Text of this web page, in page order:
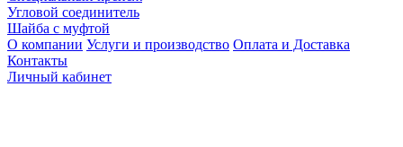
Угловой соединитель
Шайба с муфтой
О компании Услуги и производство Оплата и Доставка
Контакты
Личный кабинет